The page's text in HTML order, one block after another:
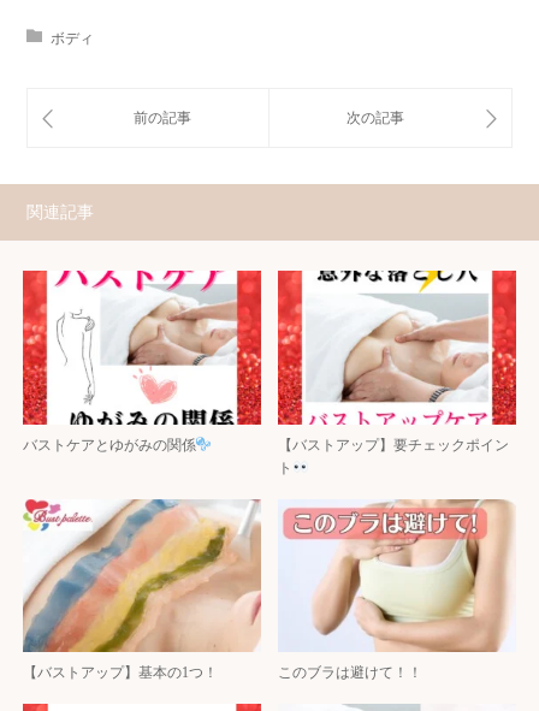
ボディ
関連記事
バストケアとゆがみの関係
【バストアップ】要チェックポイン
ト
【バストアップ】基本の1つ！ このブラは避けて！！